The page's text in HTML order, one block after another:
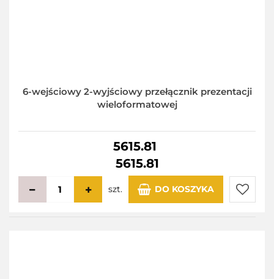
6-wejściowy 2-wyjściowy przełącznik prezentacji
wieloformatowej
5615.81
5615.81
szt. DO KOSZYKA